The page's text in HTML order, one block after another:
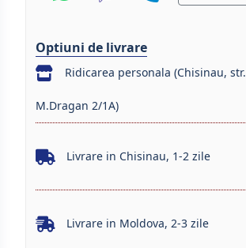
Optiuni de livrare
Ridicarea personala (Chisinau, str.
M.Dragan 2/1A)
Livrare in Chisinau, 1-2 zile
Livrare in Moldova, 2-3 zile